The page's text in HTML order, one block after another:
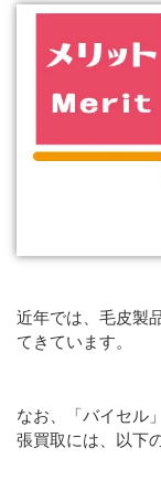
近年では、毛皮製
てきています。
なお、「バイセル
張買取には、以下